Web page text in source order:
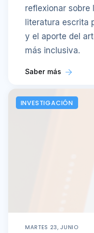
reflexionar sobre
literatura escrita
y el aporte del
más inclusiva.
Saber más
INVESTIGACIÓN
MARTES 23, JUNIO